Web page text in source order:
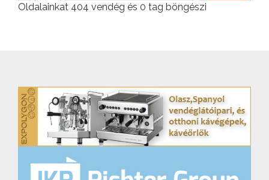
Oldalainkat 404 vendég és 0 tag böngészi